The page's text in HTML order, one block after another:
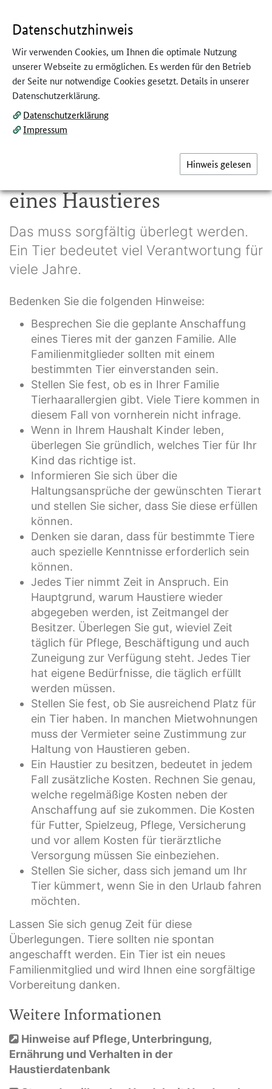
Sie planen die Anschaffung
eines Haustieres
Das muss sorgfältig überlegt werden.
Ein Tier bedeutet viel Verantwortung für
viele Jahre.
Bedenken Sie die folgenden Hinweise:
Besprechen Sie die geplante Anschaffung
eines Tieres mit der ganzen Familie. Alle
Familienmitglieder sollten mit einem
bestimmten Tier einverstanden sein.
Stellen Sie fest, ob es in Ihrer Familie
Tierhaarallergien gibt. Viele Tiere kommen in
diesem Fall von vornherein nicht infrage.
Wenn in Ihrem Haushalt Kinder leben,
überlegen Sie gründlich, welches Tier für Ihr
Kind das richtige ist.
Informieren Sie sich über die
Haltungsansprüche der gewünschten Tierart
und stellen Sie sicher, dass Sie diese erfüllen
können.
Denken sie daran, dass für bestimmte Tiere
auch spezielle Kenntnisse erforderlich sein
können.
Jedes Tier nimmt Zeit in Anspruch. Ein
Hauptgrund, warum Haustiere wieder
abgegeben werden, ist Zeitmangel der
Besitzer. Überlegen Sie gut, wieviel Zeit
täglich für Pflege, Beschäftigung und auch
Zuneigung zur Verfügung steht. Jedes Tier
hat eigene Bedürfnisse, die täglich erfüllt
werden müssen.
Stellen Sie fest, ob Sie ausreichend Platz für
ein Tier haben. In manchen Mietwohnungen
muss der Vermieter seine Zustimmung zur
Haltung von Haustieren geben.
Ein Haustier zu besitzen, bedeutet in jedem
Fall zusätzliche Kosten. Rechnen Sie genau,
welche regelmäßige Kosten neben der
Anschaffung auf sie zukommen. Die Kosten
für Futter, Spielzeug, Pflege, Versicherung
und vor allem Kosten für tierärztliche
Versorgung müssen Sie einbeziehen.
Stellen Sie sicher, dass sich jemand um Ihr
Tier kümmert, wenn Sie in den Urlaub fahren
möchten.
Lassen Sie sich genug Zeit für diese
Überlegungen. Tiere sollten nie spontan
angeschafft werden. Ein Tier ist ein neues
Familienmitglied und wird Ihnen eine sorgfältige
Vorbereitung danken.
Weitere Informationen
Hinweise auf Pflege, Unterbringung,
Ernährung und Verhalten in der
Haustierdatenbank
Datenschutzhinweis
Wir verwenden Cookies, um Ihnen die optimale Nutzung
unserer Webseite zu ermöglichen. Es werden für den Betrieb
der Seite nur notwendige Cookies gesetzt. Details in unserer
Datenschutzerklärung.
Datenschutzerklärung
Impressum
Hinweis gelesen